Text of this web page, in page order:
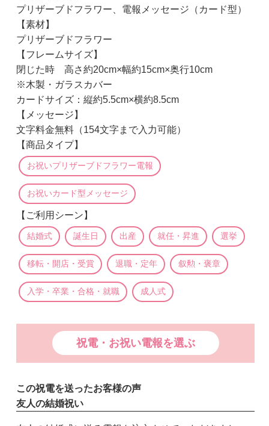
プリザーブドフラワー、電報メッセージ（カード型）
【素材】
プリザーブドフラワー
【フレームサイズ】
閉じた時 高さ約20cm×幅約15cm×奥行10cm
※木製・ガラスカバー
カードサイズ：縦約5.5cm×横約8.5cm
【メッセージ】
文字料金無料（154文字まで入力可能）
【商品タイプ】
お祝いプリザーブドフラワー電報
お祝いカード型メッセージ
【ご利用シーン】
結婚式 誕生日 出産 就任・昇進 選挙
移転・開店・受賞 退職・定年 叙勲・褒章
入学・卒業・合格・就職 成人式
祝電・お祝い電報を選ぶ
この祝電を送ったお客様の声
友人の結婚祝い